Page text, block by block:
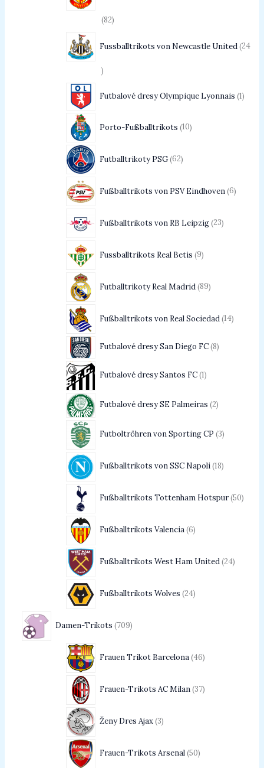
82
Fussballtrikots von Newcastle United 24
Futbalové dresy Olympique Lyonnais 1
Porto-Fußballtrikots 10
Futballtrikoty PSG 62
Fußballtrikots von PSV Eindhoven 6
Fußballtrikots von RB Leipzig 23
Fussballtrikots Real Betis 9
Futballtrikoty Real Madrid 89
Fußballtrikots von Real Sociedad 14
Futbalové dresy San Diego FC 8
Futbalové dresy Santos FC 1
Futbalové dresy SE Palmeiras 2
Futboltröhren von Sporting CP 3
Fußballtrikots von SSC Napoli 18
Fußballtrikots Tottenham Hotspur 50
Fußballtrikots Valencia 6
Fußballtrikots West Ham United 24
Fußballtrikots Wolves 24
Damen-Trikots 709
Frauen Trikot Barcelona 46
Frauen-Trikots AC Milan 37
Ženy Dres Ajax 3
Frauen-Trikots Arsenal 50